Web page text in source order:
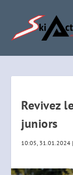
Revivez
juniors
10:05, 31.01.2024